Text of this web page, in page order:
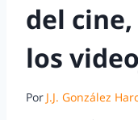
del
los
Por J.J. González